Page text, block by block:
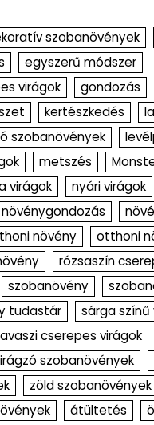
szobanövények
egyszerű módszer
virágok
gondozás
kertészkedés
szobanövények
metszés
virágok
nyári virágok
növénygondozás
növény
otthoni
rózsaszín
szobanövény
tudastár
sárga színű
cserepes virágok
szobanövények
zöld szobanövények
átültetés